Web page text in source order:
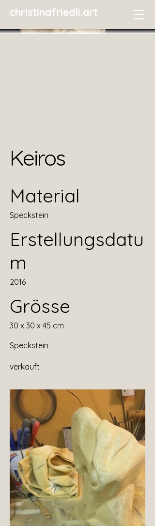
christinafriedli.art
Keiros
Material
Speckstein
Erstellungsdatu
m
2016
Grösse
30 x 30 x 45 cm
Speckstein
verkauft